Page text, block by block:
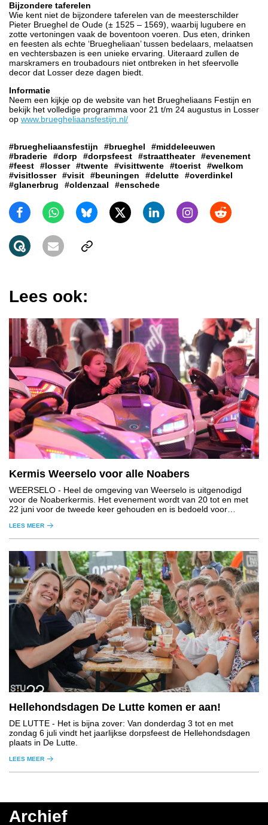
Bijzondere taferelen
Wie kent niet de bijzondere taferelen van de meesterschilder
Pieter Brueghel de Oude (± 1525 – 1569), waarbij lugubere en
zotte vertoningen vaak de boventoon voeren. Dus eten, drinken
en feesten als echte ‘Bruegheliaan’ tussen bedelaars, melaatsen
en vechtersbazen is een unieke ervaring. Uiteraard zullen de
marskramers en troubadours niet ontbreken in het sfeervolle
decor dat Losser deze dagen biedt.
Informatie
Neem een kijkje op de website van het Bruegheliaans Festijn en
bekijk het volledige programma voor 21 t/m 24 augustus in Losser
op www.bruegheliaansfestijn.nl/
#bruegheliaansfestijn #brueghel
#middeleeuwen
#braderie
#dorp #dorpsfeest #straattheater
#evenement
#feest
#losser #twente #visittwente #toerist
#welkom
#visitlosser
#visit #beuningen #delutte
#overdinkel
#glanerbrug
#oldenzaal #enschede
Lees ook:
Kermis Weerselo voor alle Noabers
WEERSELO - Heel de omgeving van Weerselo is uitgenodigd
voor de Noaberkermis. Het evenement wordt van 20 tot en met
22 juni voor de tweede keer gehouden en is bedoeld voor
LEES MEER
Hellehondsdagen De Lutte komen er aan!
DE LUTTE - Het is bijna zover: Van donderdag 3 tot en met
zondag 6 juli vindt het jaarlijkse dorpsfeest de Hellehondsdagen
plaats in De Lutte.
LEES MEER
Archief